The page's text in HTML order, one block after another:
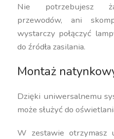
Nie potrzebujesz
przewodów, ani
wystarczy połączyć
do źródła zasilania.
Montaż
Dzięki uniwersalnemu
może służyć do
W zestawie otrzymasz